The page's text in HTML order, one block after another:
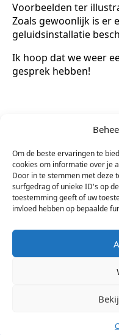
Om de beste ervaringen te
cookies om informatie over je
Door in te stemmen met deze
surfgedrag of unieke ID's op
toestemming geeft of uw
invloed hebben op bepaalde
Voorbeelden ter
Zoals gewoonlijk is er
geluidsinstallatie
Ik hoop dat we weer
gesprek hebben!
Tot ziens op
De Arsiszaal
uur. De
20.00 uur.
© 2026